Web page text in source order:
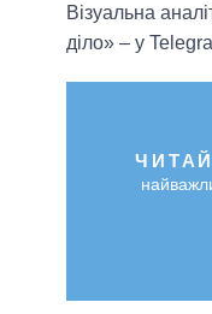
Візуальна
діло» – у